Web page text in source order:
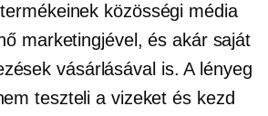
közösségi média
marketingjével, és akár saját
vásárlásával is. A lényeg
teszteli a vizeket és kezd